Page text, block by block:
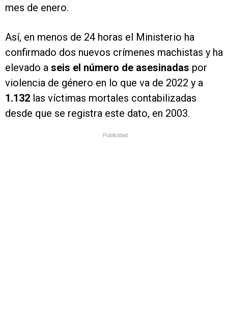
mes de enero.
Así, en menos de 24 horas el Ministerio ha
confirmado dos nuevos crímenes machistas y ha
elevado a seis el número de asesinadas por
violencia de género en lo que va de 2022 y a
1.132 las víctimas mortales contabilizadas
desde que se registra este dato, en 2003.
Publicidad